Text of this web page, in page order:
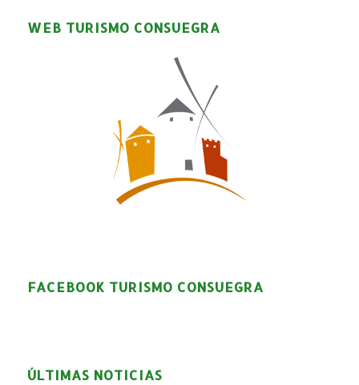
WEB TURISMO CONSUEGRA
FACEBOOK TURISMO CONSUEGRA
ÚLTIMAS NOTICIAS